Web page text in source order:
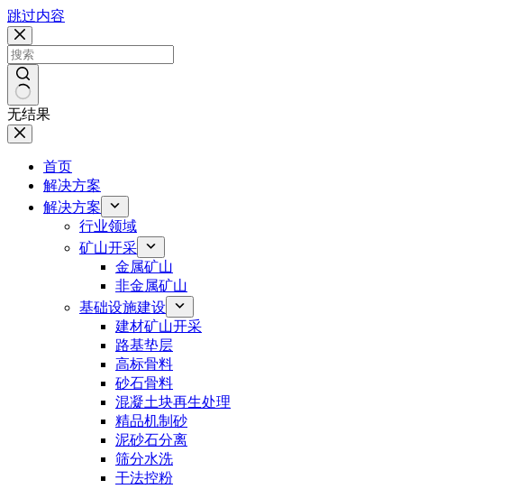
跳过内容
无结果
首页
解决方案
解决方案
行业领域
矿山开采
金属矿山
非金属矿山
基础设施建设
建材矿山开采
路基垫层
高标骨料
砂石骨料
混凝土块再生处理
精品机制砂
泥砂石分离
筛分水洗
干法控粉